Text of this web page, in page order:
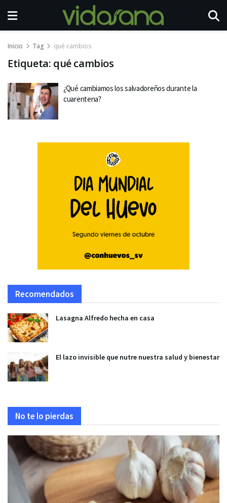
Inicio Tag qué cambios
Etiqueta: qué cambios
¿Qué cambiamos los salvadoreños durante la
cuarentena?
Recomendados
Lasagna Alfredo hecha en casa
El lazo invisible que nutre nuestra salud y bienestar
No te lo pierdas